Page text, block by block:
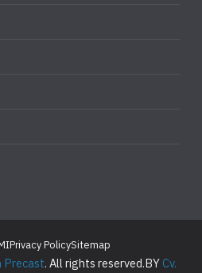
Privacy PolicySitemap
Precast. All rights reserved.BYCv.